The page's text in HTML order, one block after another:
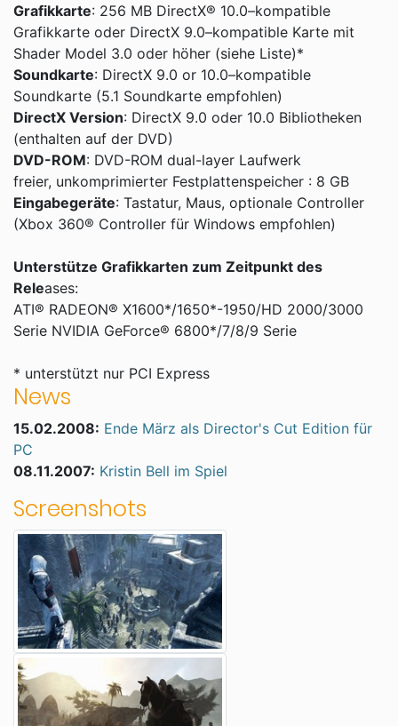
Grafikkarte: 256 MB DirectX® 10.0–kompatible
Grafikkarte oder DirectX 9.0–kompatible Karte mit
Shader Model 3.0 oder höher (siehe Liste)*
Soundkarte: DirectX 9.0 or 10.0–kompatible
Soundkarte (5.1 Soundkarte empfohlen)
DirectX Version: DirectX 9.0 oder 10.0 Bibliotheken
(enthalten auf der DVD)
DVD-ROM: DVD-ROM dual-layer Laufwerk
freier, unkomprimierter Festplattenspeicher : 8 GB
Eingabegeräte: Tastatur, Maus, optionale Controller
(Xbox 360® Controller für Windows empfohlen)
Unterstütze Grafikkarten zum Zeitpunkt des
Releases:
ATI® RADEON® X1600*/1650*-1950/HD 2000/3000
Serie NVIDIA GeForce® 6800*/7/8/9 Serie
* unterstützt nur PCI Express
News
15.02.2008: Ende März als Director's Cut Edition für
PC
08.11.2007: Kristin Bell im Spiel
Screenshots